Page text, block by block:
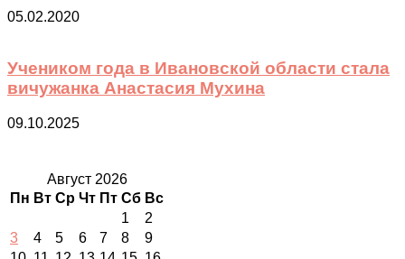
05.02.2020
Учеником года в Ивановской области стала
вичужанка Анастасия Мухина
09.10.2025
Август 2026
Пн Вт Ср Чт Пт Сб Вс
1
2
3
4 5 6 7 8
9